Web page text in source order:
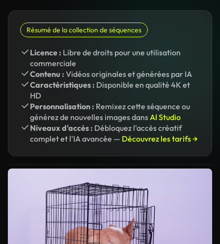
Résumé de la collection de séquences
Licence : Libre de droits pour une utilisation
commerciale
Contenu : Vidéos originales et générées par IA
Caractéristiques : Disponible en qualité 4K et
HD
Personnalisation : Remixez cette séquence ou
générez de nouvelles images dansAI Studio
Niveaux d'accès : Débloquez l'accès créatif
complet et l'IA avancée — Découvrez les tarifs →